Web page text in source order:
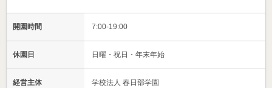
開園時間 7:00-19:00
休園日 日曜・祝日・年末年始
経営主体 学校法人 春日部学園